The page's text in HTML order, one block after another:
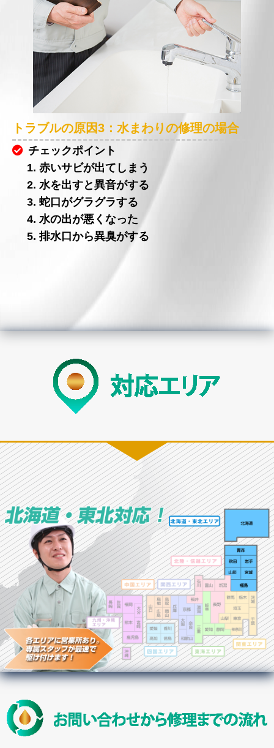
トラブルの原因3：水まわりの修理の場合
チェックポイント
1. 赤いサビが出てしまう
2. 水を出すと異音がする
3. 蛇口がグラグラする
4. 水の出が悪くなった
5. 排水口から異臭がする